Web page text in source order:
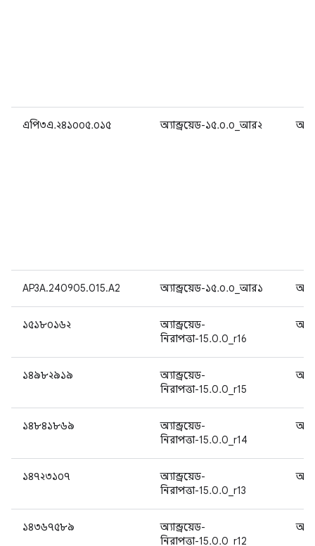
এপি৩এ.২৪১০০৫.০১৫ অ্যান্ড্রয়েড-১৫.০.০_আর২
AP3A.240905.015.A2 অ্যান্ড্রয়েড-১৫.০.০_আর১
১৫১৮০১৬২
অ্যান্ড্রয়েড-
নিরাপত্তা-15.0.0_r16
১৪৯৮২৯১৯
অ্যান্ড্রয়েড-
নিরাপত্তা-15.0.0_r15
১৪৮৪১৮৬৯
অ্যান্ড্রয়েড-
নিরাপত্তা-15.0.0_r14
১৪৭২৩১০৭
অ্যান্ড্রয়েড-
নিরাপত্তা-15.0.0_r13
১৪৩৬৭৫৮৯
অ্যান্ড্রয়েড-
নিরাপত্তা-15.0.0_r12